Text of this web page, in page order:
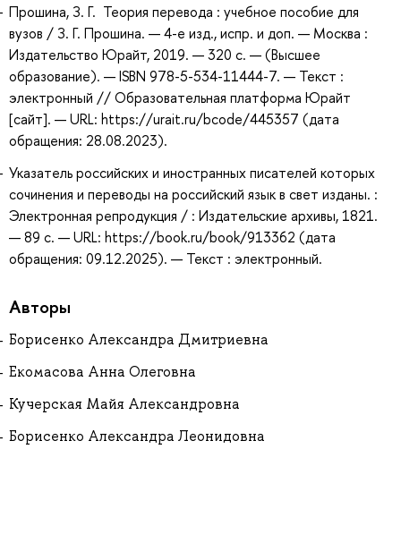
Прошина, З. Г. Теория перевода : учебное пособие для
вузов / З. Г. Прошина. — 4-е изд., испр. и доп. — Москва :
Издательство Юрайт, 2019. — 320 с. — (Высшее
образование). — ISBN 978-5-534-11444-7. — Текст :
электронный // Образовательная платформа Юрайт
[сайт]. — URL: https://urait.ru/bcode/445357 (дата
обращения: 28.08.2023).
Указатель российских и иностранных писателей которых
сочинения и переводы на российский язык в свет изданы. :
Электронная репродукция / : Издательские архивы, 1821.
— 89 с. — URL: https://book.ru/book/913362 (дата
обращения: 09.12.2025). — Текст : электронный.
Авторы
Борисенко Александра Дмитриевна
Екомасова Анна Олеговна
Кучерская Майя Александровна
Борисенко Александра Леонидовна